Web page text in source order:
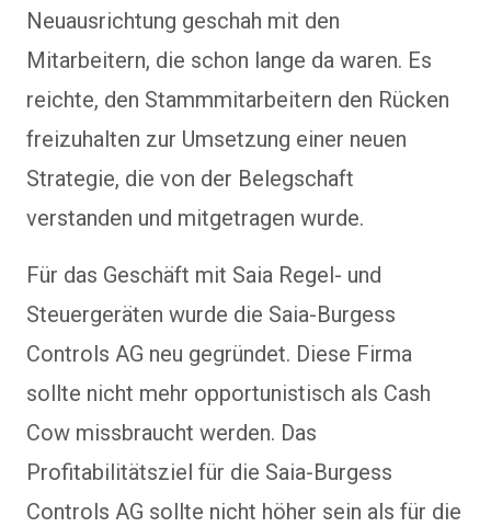
Neuausrichtung geschah mit den
Mitarbeitern, die schon lange da waren. Es
reichte, den Stammmitarbeitern den Rücken
freizuhalten zur Umsetzung einer neuen
Strategie, die von der Belegschaft
verstanden und mitgetragen wurde.
Für das Geschäft mit Saia Regel- und
Steuergeräten wurde die Saia-Burgess
Controls AG neu gegründet. Diese Firma
sollte nicht mehr opportunistisch als Cash
Cow missbraucht werden. Das
Profitabilitätsziel für die Saia-Burgess
Controls AG sollte nicht höher sein als für die